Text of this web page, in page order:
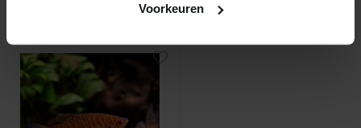
Voorkeuren
Op voorraad